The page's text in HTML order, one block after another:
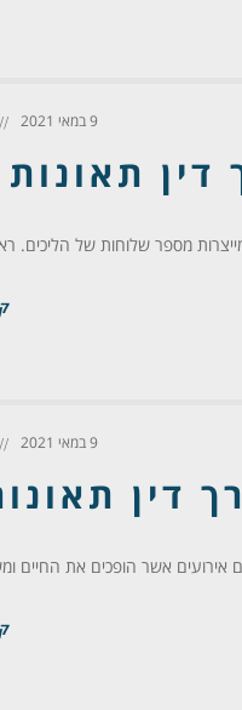
9 במאי 2021
דין
מספר שלוחות של הליכים.
9 במאי 2021
דין
אירועים אשר הופכים את